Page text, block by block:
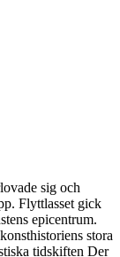
sig och
Flyttlasset gick
epicentrum.
stora
tidskiften Der